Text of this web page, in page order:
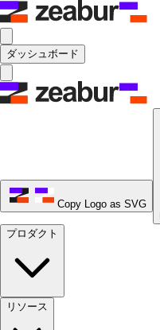
ダッシュボード
Copy Logo as SVG
プロダクト
リソース